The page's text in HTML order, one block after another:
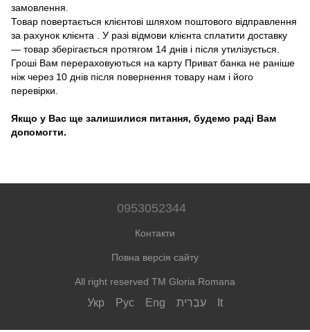
замовлення.
Товар повертається клієнтові шляхом поштового відправлення
за рахунок клієнта . У разі відмови клієнта сплатити доставку
― товар зберігається протягом 14 днів і після утилізується.
Гроші Вам перераховуються на карту Приват банка не раніше
ніж через 10 днів після повернення товару нам і його
перевірки.
Якщо у Вас ще залишилися питання, будемо раді Вам
допомогти.
0953052344
Контакти
Повна версія сайту
All right reserved TM Gloria Romana
Укр Рус Eng עִבְרִית It